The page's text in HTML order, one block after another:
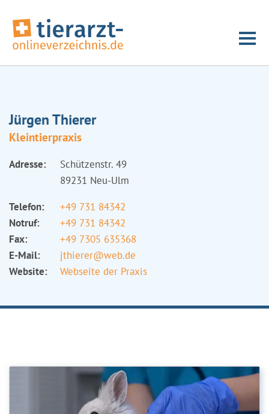
Jürgen Thierer
Kleintierpraxis
Adresse:
Schützenstr. 49
89231 Neu-Ulm
Telefon:
+49 731 84342
Notruf:
+49 731 84342
Fax:
+49 7305 635368
E-Mail:
jthierer@web.de
Website:
Webseite der Praxis